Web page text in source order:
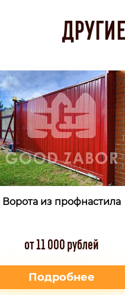
Ворота из профнастила
от 11 000 рублей
Подробнее